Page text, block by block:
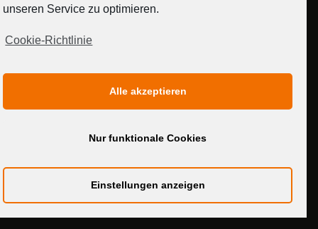
MEDIADATEN
unseren Service zu optimieren.
Cookie-Richtlinie
Alle akzeptieren
Nur funktionale Cookies
Einstellungen anzeigen